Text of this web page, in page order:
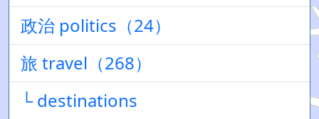
政治 politics（24）
旅 travel（268）
└ destinations